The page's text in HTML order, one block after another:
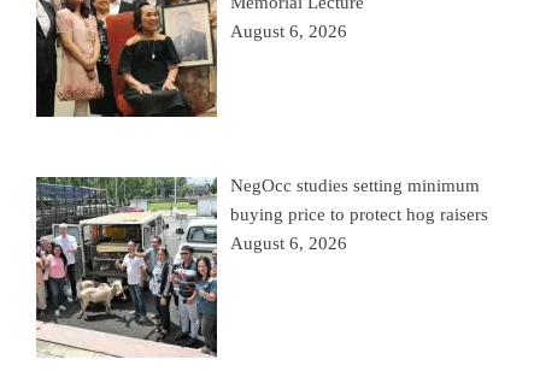
August 6, 2026
NegOcc studies setting minimum
buying price to protect hog raisers
August 6, 2026